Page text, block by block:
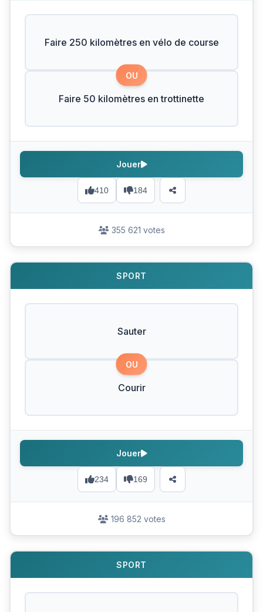
Faire 250 kilomètres en vélo de course
OU
Faire 50 kilomètres en trottinette
410 184
Jouer
355 621 votes
SPORT
Sauter
OU
Courir
234 169
Jouer
196 852 votes
SPORT